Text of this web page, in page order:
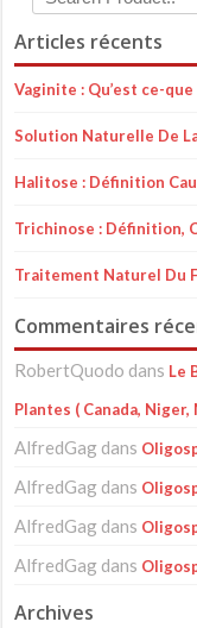
Articles récents
Vaginite : Qu’est ce-
Solution Naturelle De
Halitose : Définition
Trichinose : Définition,
Traitement Naturel Du
Commentaires
RobertQuodo dans Le
Plantes ( Canada, Niger,
AlfredGag dans
AlfredGag dans
AlfredGag dans
AlfredGag dans
Archives